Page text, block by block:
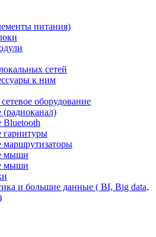
питания)
сетей
к ним
оборудование
Bluetooth
гарнитуры
маршрутизаторы
мыши
мыши
и большие данные ( BI, Big data,